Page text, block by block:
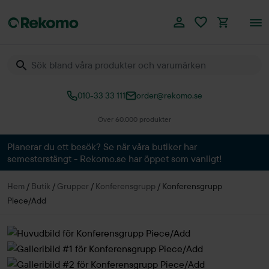
010-33 33 111 order@rekomo.se
Över 60.000 produkter
Planerar du ett besök? Se när våra butiker har
semesterstängt - Rekomo.se har öppet som vanligt!
Hem / Butik / Grupper / Konferensgrupp / Konferensgrupp
Piece/Add